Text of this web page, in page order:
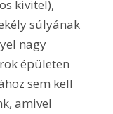
kivitel),
súlyának
nagy
épületen
sem kell
amivel